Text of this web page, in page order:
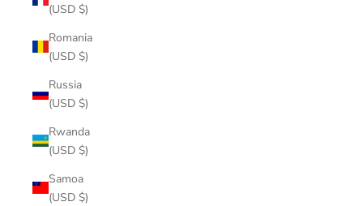
(USD $)
Romania
(USD $)
Russia
(USD $)
Rwanda
(USD $)
Samoa
(USD $)